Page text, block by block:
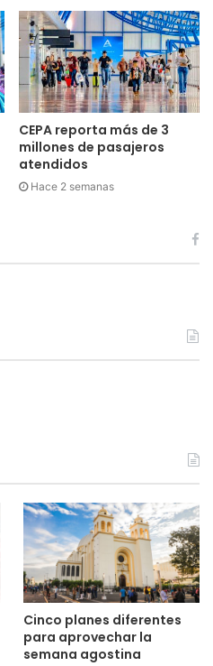
CEPA reporta más de 3
millones de pasajeros
atendidos
Hace 2 semanas
Cinco planes diferentes
para aprovechar la
semana agostina